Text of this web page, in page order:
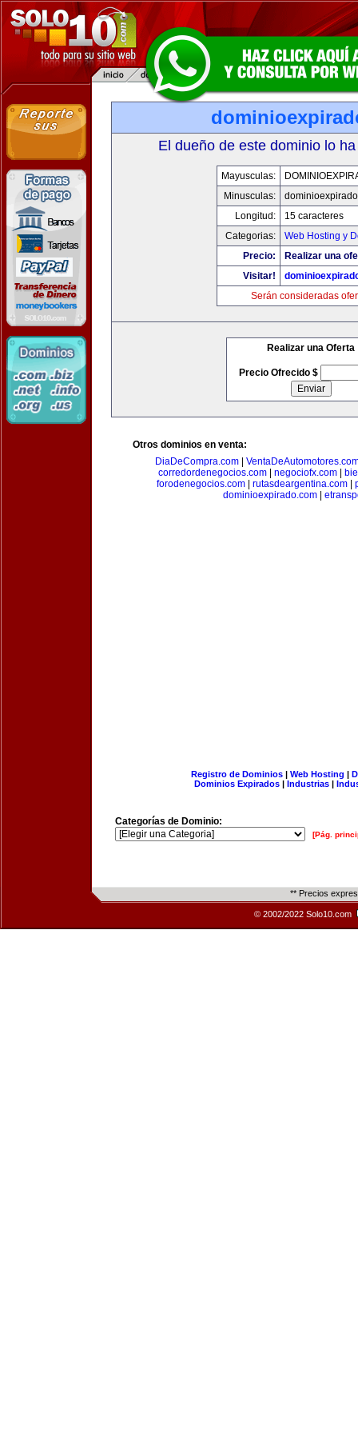
El dueño de este dominio lo
Mayusculas:
Minusculas:
Longitud:
15 caracteres
Categorias:
Web Hosting y
Precio:
Realizar una
Visitar!
Serán consideradas
Realizar una Oferta
Precio Ofrecido $
Otros dominios en venta:
DiaDeCompra.com|
corredordenegocios.com
negociofx.com
forodenegocios.com| rutasdeargentina.com|
dominioexpirado.com|
Registro de Dominios| Web Hosting |
Dominios Expirados | Industrias |
Categorías de Dominio:
[Pág.
** Precios
© 2002/2022 Solo10.com